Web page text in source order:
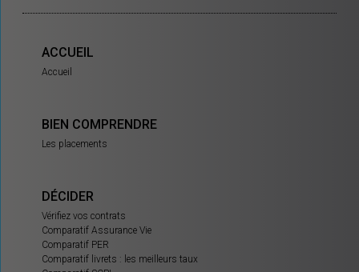
ACCUEIL
Accueil
BIEN COMPRENDRE
Les placements
DÉCIDER
Vérifiez vos contrats
Comparatif Assurance Vie
Comparatif PER
Comparatif livrets : les meilleurs taux